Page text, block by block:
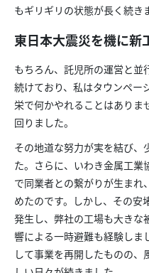
もギリギリの状態が長く続き
東日本大震災を機に新
もちろん、託児所の運営と並
続けており、私はタウンペー
栄で何かやれることはありま
回りました。
その地道な努力が実を結び、
た。さらに、いわき金属工業
で同業者との繋がりが生ま
めたのです。しかし、その安
発生し、弊社の工場も大きな
響による一時避難も経験しま
して事業を再開したものの